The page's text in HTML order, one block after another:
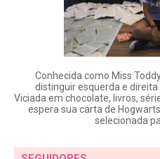
Conhecida como Miss
distinguir esquerda e
Viciada em chocolate, livros,
espera sua carta de
selecionada